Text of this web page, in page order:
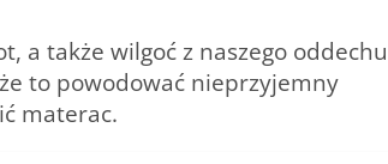
a także wilgoć z naszego oddechu
to powodować nieprzyjemny
materac.